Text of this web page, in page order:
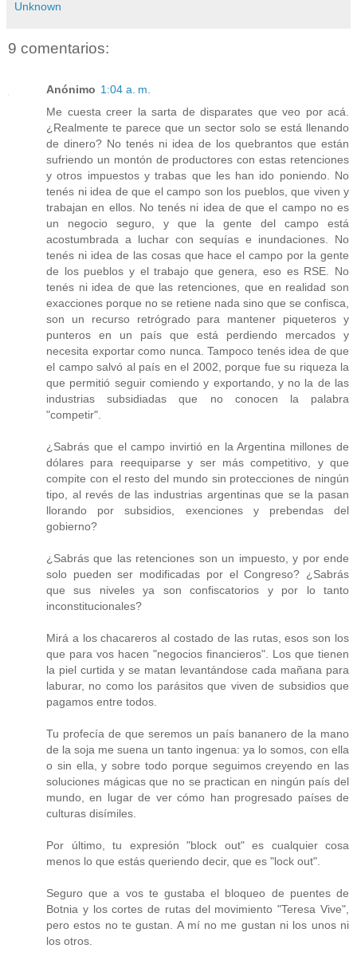
Unknown
9 comentarios:
Anónimo 1:04 a. m.
Me cuesta creer la sarta de disparates que veo por acá.
¿Realmente te parece que un sector solo se está llenando
de dinero? No tenés ni idea de los quebrantos que están
sufriendo un montón de productores con estas retenciones
y otros impuestos y trabas que les han ido poniendo. No
tenés ni idea de que el campo son los pueblos, que viven y
trabajan en ellos. No tenés ni idea de que el campo no es
un negocio seguro, y que la gente del campo está
acostumbrada a luchar con sequías e inundaciones. No
tenés ni idea de las cosas que hace el campo por la gente
de los pueblos y el trabajo que genera, eso es RSE. No
tenés ni idea de que las retenciones, que en realidad son
exacciones porque no se retiene nada sino que se confisca,
son un recurso retrógrado para mantener piqueteros y
punteros en un país que está perdiendo mercados y
necesita exportar como nunca. Tampoco tenés idea de que
el campo salvó al país en el 2002, porque fue su riqueza la
que permitió seguir comiendo y exportando, y no la de las
industrias subsidiadas que no conocen la palabra
"competir".
¿Sabrás que el campo invirtió en la Argentina millones de
dólares para reequiparse y ser más competitivo, y que
compite con el resto del mundo sin protecciones de ningún
tipo, al revés de las industrias argentinas que se la pasan
llorando por subsidios, exenciones y prebendas del
gobierno?
¿Sabrás que las retenciones son un impuesto, y por ende
solo pueden ser modificadas por el Congreso? ¿Sabrás
que sus niveles ya son confiscatorios y por lo tanto
inconstitucionales?
Mirá a los chacareros al costado de las rutas, esos son los
que para vos hacen "negocios financieros". Los que tienen
la piel curtida y se matan levantándose cada mañana para
laburar, no como los parásitos que viven de subsidios que
pagamos entre todos.
Tu profecía de que seremos un país bananero de la mano
de la soja me suena un tanto ingenua: ya lo somos, con ella
o sin ella, y sobre todo porque seguimos creyendo en las
soluciones mágicas que no se practican en ningún país del
mundo, en lugar de ver cómo han progresado países de
culturas disímiles.
Por último, tu expresión "block out" es cualquier cosa
menos lo que estás queriendo decir, que es "lock out".
Seguro que a vos te gustaba el bloqueo de puentes de
Botnia y los cortes de rutas del movimiento "Teresa Vive",
pero estos no te gustan. A mí no me gustan ni los unos ni
los otros.